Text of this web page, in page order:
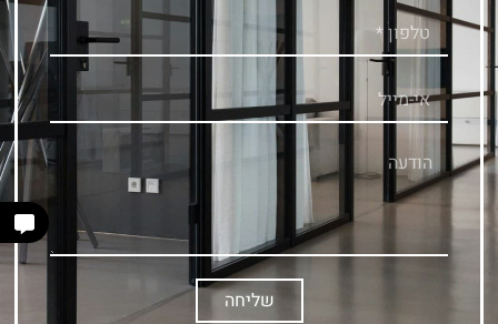
שליחה